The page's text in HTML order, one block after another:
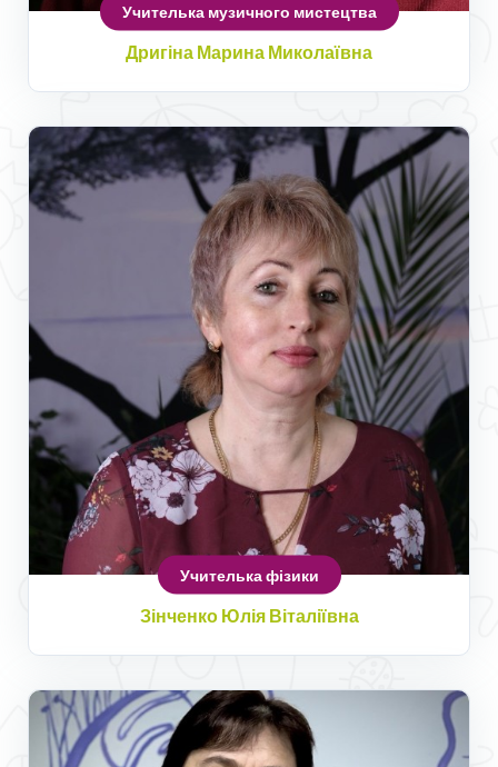
Учителька музичного мистецтва
Дригіна Марина Миколаївна
Учителька фізики
Зінченко Юлія Віталіївна